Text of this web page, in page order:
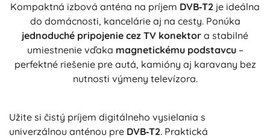
Kompaktná izbová anténa na príjem DVB‑T2 je ideálna
do domácnosti, kancelárie aj na cesty. Ponúka
jednoduché pripojenie cez TV konektor a stabilné
umiestnenie vďaka magnetickému podstavcu–
perfektné riešenie pre autá, kamióny aj karavany bez
nutnosti výmeny televízora.
Užite si čistý príjem digitálneho vysielania s
univerzálnou anténou pre DVB‑T2. Praktická